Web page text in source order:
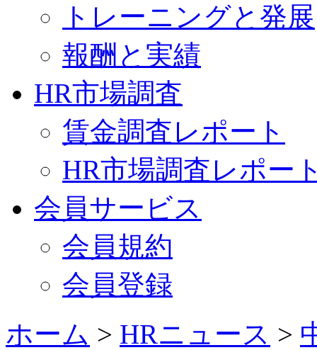
トレーニングと発展
報酬と実績
HR市場調査
賃金調査レポート
HR市場調査レポー
会員サービス
会員規約
会員登録
ホーム > HRニュース >